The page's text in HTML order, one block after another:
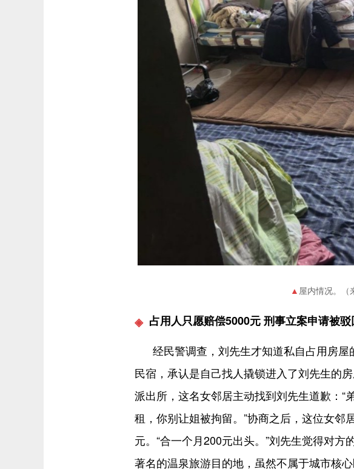
屋内情况。（
占用人只愿赔偿5000元 刑事立案申请被驳
经民警调查，刘先生才知道私自占用房
民宿，承认是自己找人撬锁进入了刘先生的
派出所，这名女邻居主动找到刘先生道歉：“
租，你别让姐被拘留。”协商之后，这位女邻
元。“合一个月200元出头。”刘先生觉得对
著名的温泉旅游目的地，虽然不属于城市核